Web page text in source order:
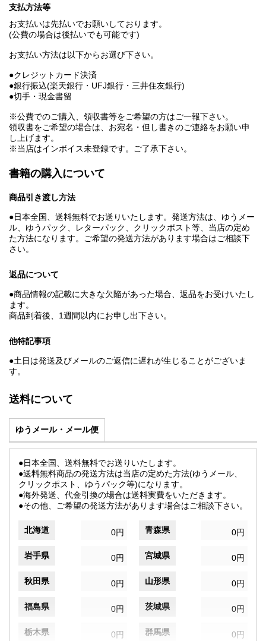
支払方法等
お支払いは先払いでお願いしております。
(公費の場合は後払いでも可能です)
お支払い方法は以下からお選び下さい。
●クレジットカード決済
●銀行振込(楽天銀行・UFJ銀行・三井住友銀行)
●切手・現金書留
※公費でのご購入、領収書等をご希望の方はご一報下さい。
領収書をご希望の場合は、お宛名・但し書きのご連絡をお願い申
し上げます。
※当店はインボイス未登録です。ご了承下さい。
書籍の購入について
商品引き渡し方法
●日本全国、送料無料でお送りいたします。発送方法は、ゆうメー
ル、ゆうパック、レターパック、クリックポスト等、当店の定め
た方法になります。ご希望の発送方法があります場合はご相談下
さい。
返品について
●商品情報の記載に大きな欠陥があった場合、返品をお受けいたし
ます。
商品到着後、1週間以内にお申し出下さい。
他特記事項
●土日は発送及びメールのご返信に遅れが生じることがございま
す。
送料について
ゆうメール・メール便
●日本全国、送料無料でお送りいたします。
●送料無料商品の発送方法は当店の定めた方法(ゆうメール、
クリックポスト、ゆうパック等)になります。
●海外発送、代金引換の場合は送料実費をいただきます。
●その他、ご希望の発送方法があります場合はご相談下さい。
北海道 0円 青森県 0円
岩手県 0円 宮城県 0円
秋田県 0円 山形県 0円
福島県 0円 茨城県 0円
栃木県 0円 群馬県 0円